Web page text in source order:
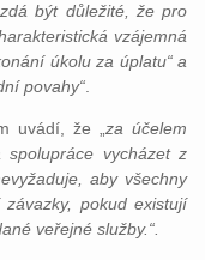
být důležité, že pro
vzájemná
úkolu za úplatu“ a
povahy“
uvádí, že „ za účelem
vycházet z
aby všechny
pokud existují
veřejné služby.“.